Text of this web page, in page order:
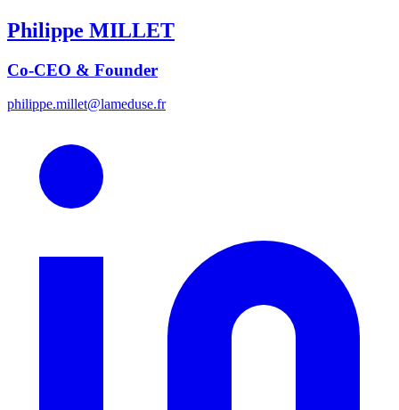
Philippe MILLET
Co-CEO & Founder
philippe.millet@lameduse.fr